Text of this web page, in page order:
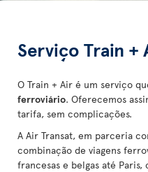
Serviço Train +
O Train + Air é um serviço
ferroviário. Oferecemos
tarifa, sem complicações.
A Air Transat, em parceria
combinação de viagens
francesas e belgas até Paris,